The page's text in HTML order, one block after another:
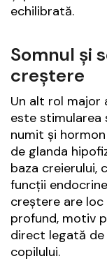
echilibrată.
Somnul și
creștere
Un alt rol major
este stimularea
numit și
de glanda
baza creierului,
funcții
creștere are
profund, motiv
direct legată
copilului.